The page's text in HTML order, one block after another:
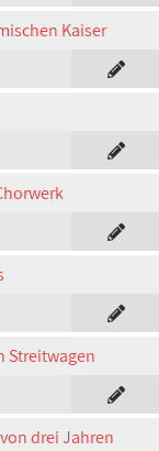
Kaiser
Streitwagen
drei Jahren